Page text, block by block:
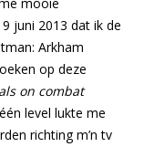
mooie
juni 2013 dat ik de
Arkham
op deze
on combat
level lukte me
richting m’n tv